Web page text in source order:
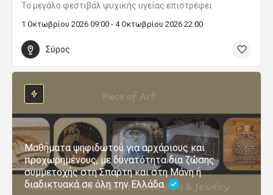
Το μεγάλο φεστιβάλ ψυχικής υγείας επιστρέφει
1 Οκτωβρίου 2026 09:00 - 4 Οκτωβρίου 2026 22:00
Σύρος
Μαθήματα ψηφιδωτού για αρχάριους και
προχωρημένους, με δυνατότητα δια ζώσης
συμμετοχής στη Σπάρτη και στη Μάνη ή
διαδικτυακά σε όλη την Ελλάδα.